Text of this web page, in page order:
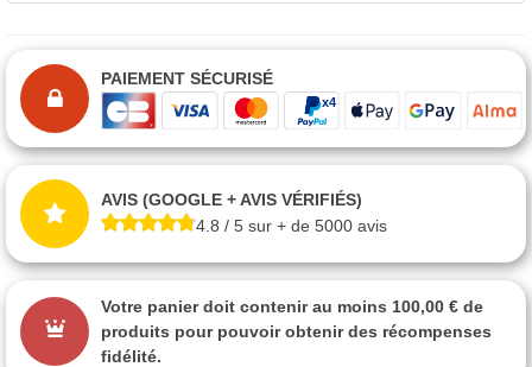
PAIEMENT SÉCURISÉ
AVIS (GOOGLE + AVIS VÉRIFIÉS)
4.8 / 5 sur + de 5000 avis
Votre panier doit contenir au moins 100,00 € de
produits pour pouvoir obtenir des récompenses
fidélité.